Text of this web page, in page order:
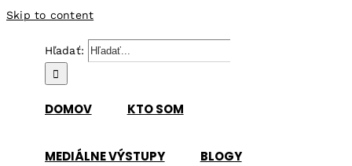
Skip to content
Hľadať:
DOMOV KTO SOM
MEDIÁLNE VÝSTUPY BLOGY